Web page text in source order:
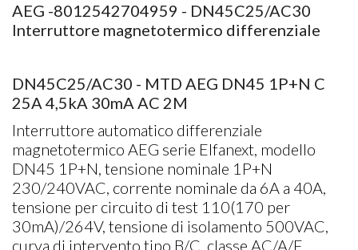
AEG -8012542704959 - DN45C25/AC30
Interruttore magnetotermico differenziale
DN45C25/AC30 - MTD AEG DN45 1P+N C
25A 4,5kA 30mA AC 2M
Interruttore automatico differenziale
magnetotermico AEG serie Elfanext, modello
DN45 1P+N, tensione nominale 1P+N
230/240VAC, corrente nominale da 6A a 40A,
tensione per circuito di test 110(170 per
30mA)/264V, tensione di isolamento 500VAC,
curva di intervento tipo B/C, classe AC/A/F,